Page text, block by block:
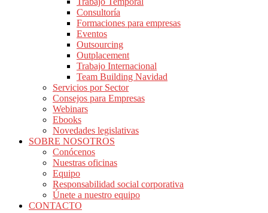
Consultoría
Formaciones para empresas
Eventos
Outsourcing
Outplacement
Trabajo Internacional
Team Building Navidad
Servicios por Sector
Consejos para Empresas
Webinars
Ebooks
Novedades legislativas
SOBRE NOSOTROS
Conócenos
Nuestras oficinas
Equipo
Responsabilidad social corporativa
Únete a nuestro equipo
CONTACTO